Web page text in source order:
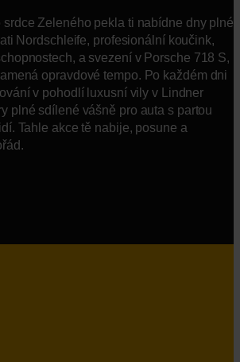
Zeleného pekla ti nabídne dny plné
Nordschleife, profesionální koučink,
a svezení v Porsche 718 S,
opravdové tempo. Po každém dni
v pohodlí luxusní vily v Lindner
plné sdílené vášně pro auta s partou
Tahle akce tě nabije, posune a